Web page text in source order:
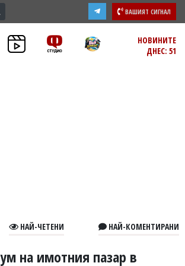
ВАШИЯТ СИГНАЛ
НОВИНИТЕ
ДНЕС: 51
НАЙ-ЧЕТЕНИ НАЙ-КОМЕНТИРАНИ
на имотния пазар в